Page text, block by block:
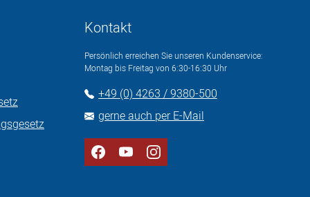
Kontakt
Persönlich erreichen Sie unseren Kundenservice:
Montag bis Freitag von 6:30-16:30 Uhr
+49 (0) 4263 / 9380-500
gerne auch per E-Mail